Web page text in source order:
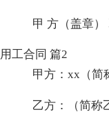
甲 方（盖章）
用工合同 篇2
甲方：xx（简
乙方：（简称